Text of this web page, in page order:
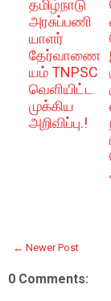
தமிழ்நாடு
அரசுப்பணி
யாளர்
தேர்வாணை
யம் TNPSC
வெளியிட்ட
முக்கிய
அறிவிப்பு.!
← Newer Post
0 Comments: